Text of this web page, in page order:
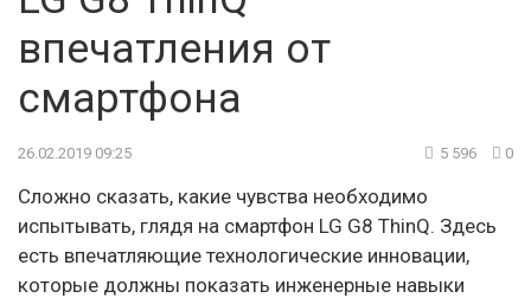
впечатления от
смартфона
26.02.2019 09:25 5 596 0
Сложно сказать, какие чувства необходимо
испытывать, глядя на смартфон LG G8 ThinQ. Здесь
есть впечатляющие технологические инновации,
которые должны показать инженерные навыки